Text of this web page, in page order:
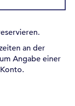
an der
Angabe einer